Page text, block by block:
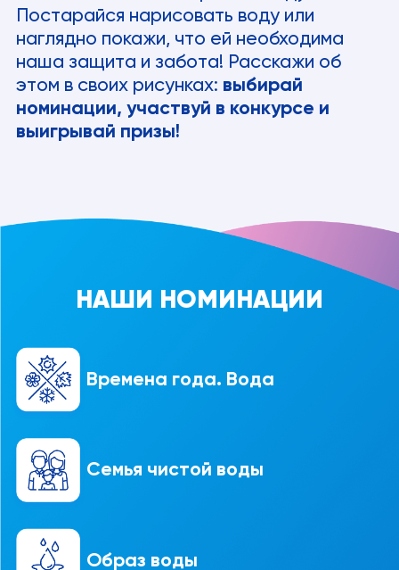
Постарайся нарисовать воду или
наглядно покажи, что ей необходима
наша защита и забота! Расскажи об
этом в своих рисунках: выбирай
номинации, участвуй в конкурсе и
выигрывай призы!
НАШИ НОМИНАЦИИ
Времена года. Вода
Семья чистой воды
Образ воды